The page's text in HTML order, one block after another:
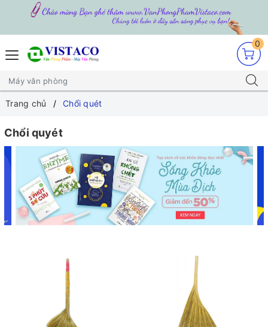
0
Trang chủ Chổi quét
Chổi quyét